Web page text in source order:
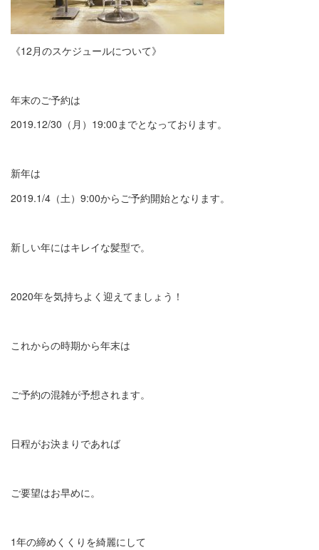
《12月のスケジュールについて》
年末のご予約は
2019.12/30（月）19:00までとなっております。
新年は
2019.1/4（土）9:00からご予約開始となります。
新しい年にはキレイな髪型で。
2020年を気持ちよく迎えてましょう！
これからの時期から年末は
ご予約の混雑が予想されます。
日程がお決まりであれば
ご要望はお早めに。
1年の締めくくりを綺麗にして